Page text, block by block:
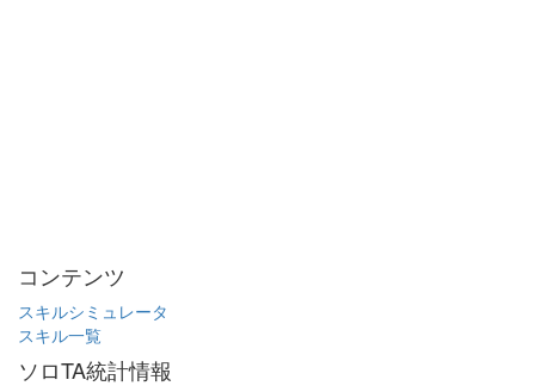
コンテンツ
スキルシミュレータ
スキル一覧
ソロTA統計情報